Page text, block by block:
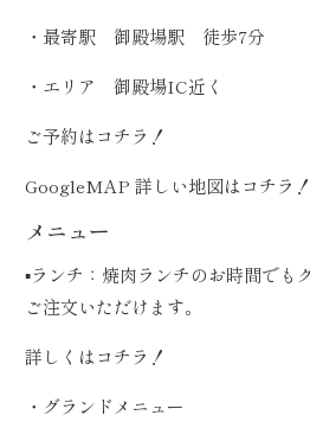
・最寄駅 御殿場駅 徒歩7分
・エリア 御殿場IC近く
ご予約はコチラ！
GoogleMAP 詳しい地図はコチラ！
メニュー
▪️ランチ：焼肉ランチのお時間でも
ご注文いただけます。
詳しくはコチラ！
・グランドメニュー